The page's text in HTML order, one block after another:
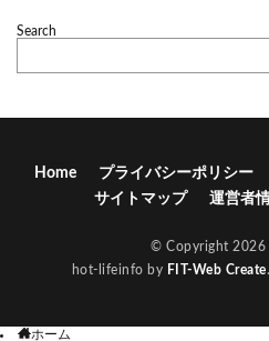
Search
Home プライバシーポリシー
サイトマップ
運営者
© Copyright 2026
hot-lifeinfo by FIT-Web Create
ホーム